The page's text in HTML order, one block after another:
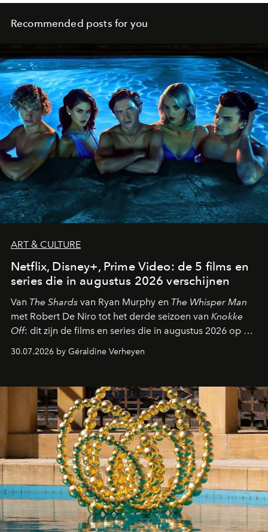
Recommended posts for you
ART & CULTURE
Netflix, Disney+, Prime Video: de 5 films en
series die in augustus 2026 verschijnen
Van The Shards van Ryan Murphy en The Whisper Man
met Robert De Niro tot het derde seizoen van Knokke
Off: dit zijn de films en series die in augustus 2026 op de
streamingplatformen verschijnen.
30.07.2026 by Géraldine Verheyen